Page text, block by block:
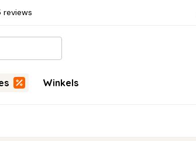
reviews
Winkels